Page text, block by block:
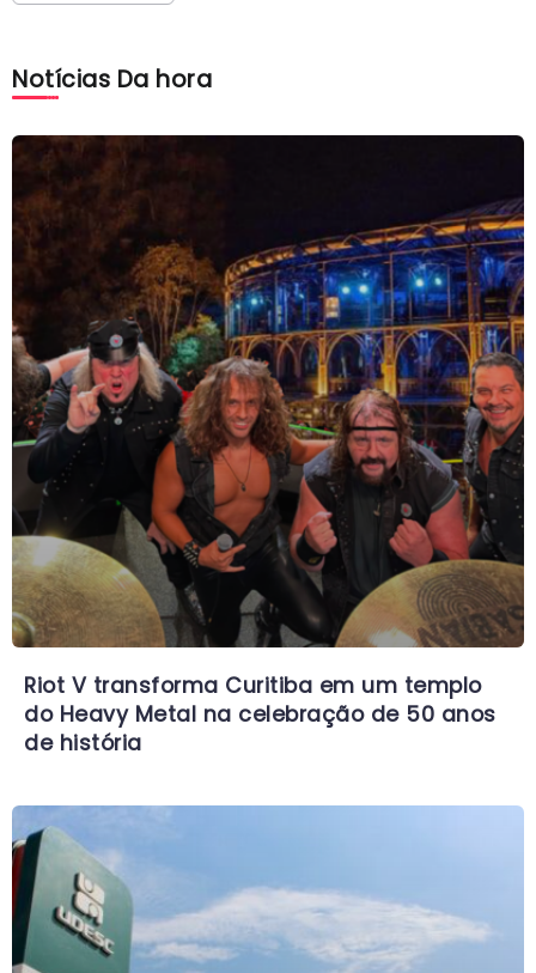
Notícias Da hora
Riot V transforma Curitiba em um templo
do Heavy Metal na celebração de 50 anos
de história